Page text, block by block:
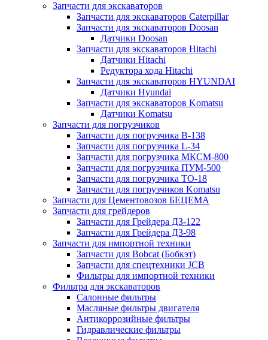
Запчасти для экскаваторов
Запчасти для экскаваторов Caterpillar
Запчасти для экскаваторов Doosan
Датчики Doosan
Запчасти для экскаваторов Hitachi
Датчики Hitachi
Редуктора хода Hitachi
Запчасти для экскаваторов HYUNDAI
Датчики Hyundai
Запчасти для экскаваторов Komatsu
Датчики Komatsu
Запчасти для погрузчиков
Запчасти для погрузчика B-138
Запчасти для погрузчика L-34
Запчасти для погрузчика МКСМ-800
Запчасти для погрузчика ПУМ-500
Запчасти для погрузчика ТО-18
Запчасти для погрузчиков Komatsu
Запчасти для Цементовозов БЕЦЕМА
Запчасти для грейдеров
Запчасти для Грейдера ДЗ-122
Запчасти для Грейдера ДЗ-98
Запчасти для импортной техники
Запчасти для Bobcat (Бобкэт)
Запчасти для спецтехники JCB
Фильтры для импортной техники
Фильтра для экскаваторов
Салонные фильтры
Масляные фильтры двигателя
Антикоррозийные фильтры
Гидравлические фильтры